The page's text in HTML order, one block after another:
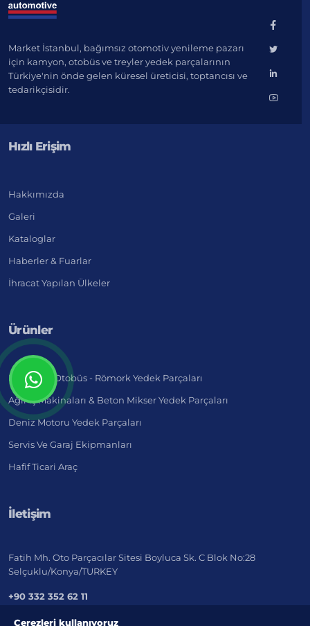
Market İstanbul, bağımsız otomotiv yenileme pazarı
için kamyon, otobüs ve treyler yedek parçalarının
Türkiye'nin önde gelen küresel üreticisi, toptancısı ve
tedarikçisidir.
Hızlı Erişim
Hakkımızda
Galeri
Kataloglar
Haberler & Fuarlar
İhracat Yapılan Ülkeler
Ürünler
Kamyon - Otobüs - Römork Yedek Parçaları
Ağır İş Makinaları & Beton Mikser Yedek Parçaları
Deniz Motoru Yedek Parçaları
Servis Ve Garaj Ekipmanları
Hafif Ticari Araç
İletişim
Fatih Mh. Oto Parçacılar Sitesi Boyluca Sk. C Blok No:28
Selçuklu/Konya/TURKEY
+90 332 352 62 11
export@marketistanbul.net
Çerezleri kullanıyoruz